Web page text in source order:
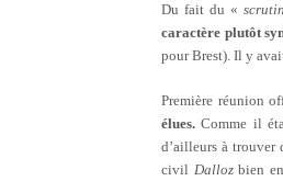
Du fait du «
caractère plutôt
pour Brest). Il y
Première réunion
élues. Comme il
d’ailleurs à trouver
civil Dallozbien